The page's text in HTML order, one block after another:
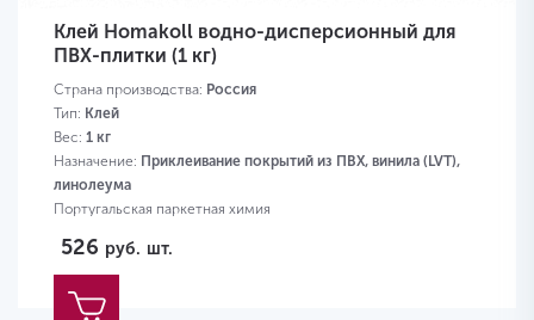
Клей Homakoll водно-дисперсионный для
ПВХ-плитки (1 кг)
Страна производства: Россия
Тип: Клей
Вес: 1 кг
Назначение: Приклеивание покрытий из ПВХ, винила (LVT),
линолеума
Португальская паркетная химия
526 руб. шт.